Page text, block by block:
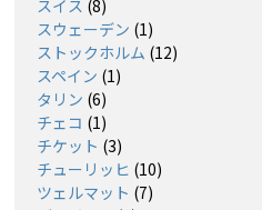
スイス (8)
スウェーデン (1)
ストックホルム (12)
スペイン (1)
タリン (6)
チェコ (1)
チケット (3)
チューリッヒ (10)
ツェルマット (7)